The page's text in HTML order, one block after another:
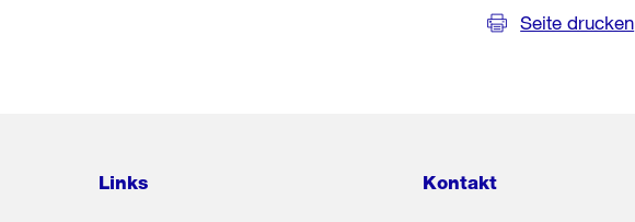
Seite drucken
Links Kontakt